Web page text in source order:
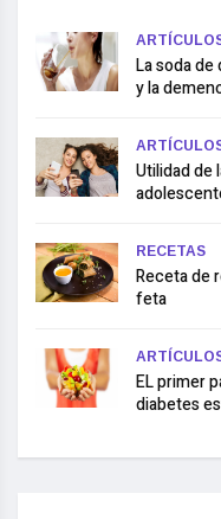
La soda
y la
Utilidad de
RECETAS
Receta de
feta
EL primer
diabetes